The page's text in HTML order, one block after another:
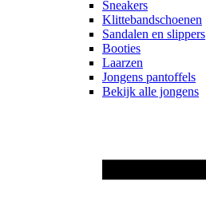
Sneakers
Klittebandschoenen
Sandalen en slippers
Booties
Laarzen
Jongens pantoffels
Bekijk alle jongens